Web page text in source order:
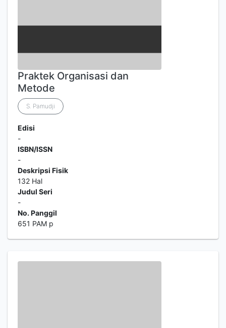
Praktek Organisasi dan
Metode
S. Pamudji
Edisi
-
ISBN/ISSN
-
Deskripsi Fisik
132 Hal
Judul Seri
-
No. Panggil
651 PAM p